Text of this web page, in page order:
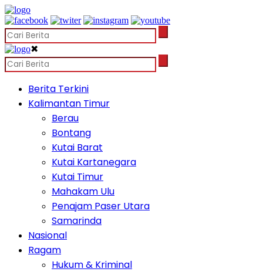
✖
Berita Terkini
Kalimantan Timur
Berau
Bontang
Kutai Barat
Kutai Kartanegara
Kutai Timur
Mahakam Ulu
Penajam Paser Utara
Samarinda
Nasional
Ragam
Hukum & Kriminal